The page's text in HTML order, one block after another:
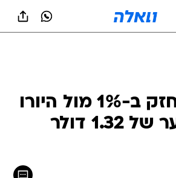
הדולר מתחזק ב-1% מול היורו
ונסחר בשער של 1.32 דולר